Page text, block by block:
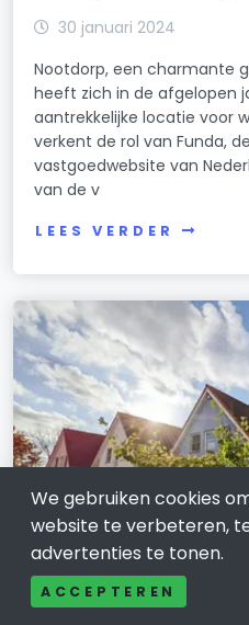
30 januari 2024
Nootdorp, een charmante
heeft zich in de afgelopen
aantrekkelijke locatie voor
verkent de rol van Funda,
vastgoedwebsite van
van de v
LEES VERDER
BOUW EN VASTGOED
We gebruiken cookies
website te verbeteren,
advertenties te tonen.
ACCEPTEREN